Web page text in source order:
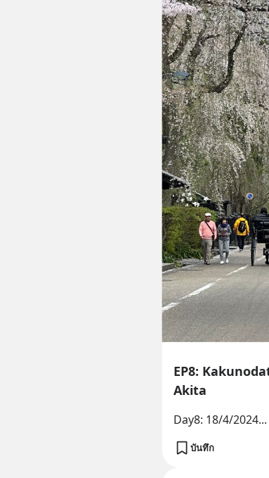
EP8:
Akita
Day8: 18/4/2024...
บันทึก